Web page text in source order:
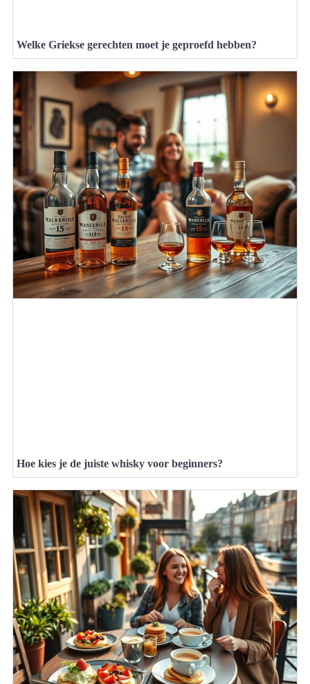
Welke Griekse gerechten moet je geproefd hebben?
Hoe kies je de juiste whisky voor beginners?